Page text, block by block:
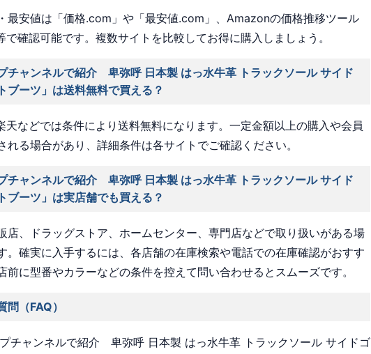
最安値は「価格.com」や「最安値.com」、Amazonの価格推移ツール
で確認可能です。複数サイトを比較してお得に購入しましょう。
チャンネルで紹介 卑弥呼 日本製 はっ水牛革 トラックソール サイド
ブーツ」は送料無料で買える？
天などでは条件により送料無料になります。一定金額以上の購入や会員
れる場合があり、詳細条件は各サイトでご確認ください。
チャンネルで紹介 卑弥呼 日本製 はっ水牛革 トラックソール サイド
ブーツ」は実店舗でも買える？
店、ドラッグストア、ホームセンター、専門店などで取り扱いがある場
。確実に入手するには、各店舗の在庫検索や電話での在庫確認がおすす
前に型番やカラーなどの条件を控えて問い合わせるとスムーズです。
問（FAQ）
チャンネルで紹介 卑弥呼 日本製 はっ水牛革 トラックソール サイドゴ